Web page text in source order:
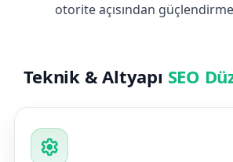
otorite açısından
Teknik & Altyapı SEO
settings